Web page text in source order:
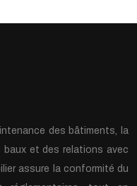
des bâtiments, la
et des relations avec
assure la conformité du